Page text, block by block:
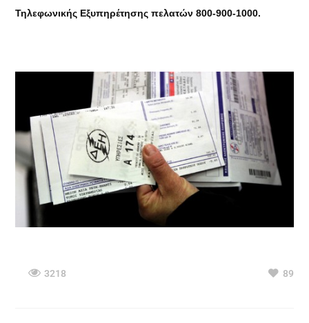
Τηλεφωνικής Εξυπηρέτησης πελατών 800-900-1000.
3218 89